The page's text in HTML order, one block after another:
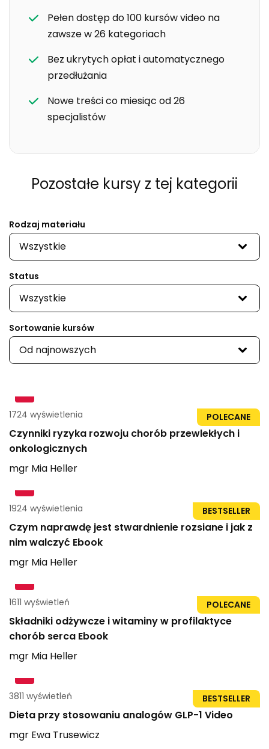
Pełen dostęp do 100 kursów video na
zawsze w 26 kategoriach
Bez ukrytych opłat i automatycznego
przedłużania
Nowe treści co miesiąc od 26
specjalistów
Pozostałe kursy z tej kategorii
Rodzaj materiału
Wszystkie
Status
Wszystkie
Sortowanie kursów
Od najnowszych
POLECANE
1724 wyświetlenia 96str
Czynniki ryzyka rozwoju chorób przewlekłych i
onkologicznych
mgr Mia Heller
BESTSELLER
1924 wyświetlenia 21str
Czym naprawdę jest stwardnienie rozsiane i jak z
nim walczyć Ebook
mgr Mia Heller
POLECANE
1611 wyświetleń 21str
Składniki odżywcze i witaminy w profilaktyce
chorób serca Ebook
mgr Mia Heller
BESTSELLER
3811 wyświetleń 1h 15min
Dieta przy stosowaniu analogów GLP-1 Video
mgr Ewa Trusewicz